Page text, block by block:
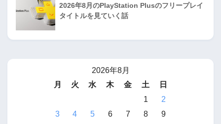
2026年8月のPlayStation Plusのフリープレイ
タイトルを見ていく話
2026年8月
月
火 水 木 金 土
日
1
2
3
4 5 6 7 8
9